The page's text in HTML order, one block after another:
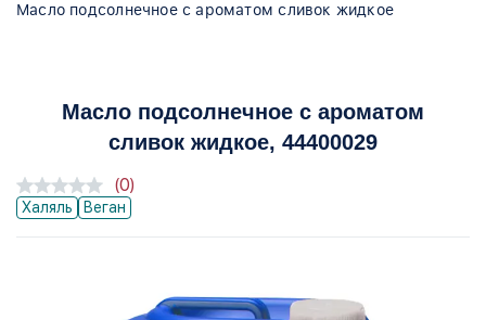
Масло подсолнечное с ароматом сливок жидкое
Масло подсолнечное с ароматом
сливок жидкое, 44400029
Халяль Веган
(0)